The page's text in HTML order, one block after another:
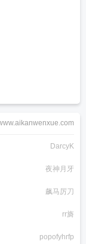
DarcyK
夜神月牙
飙马厉刀
rr旖
popofyhrfp